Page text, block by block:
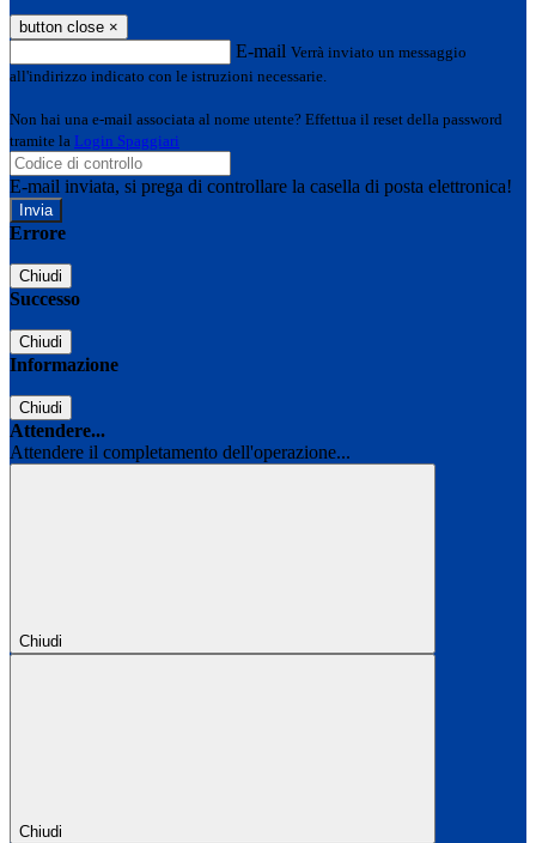
button close ×
E-mail Verrà inviato un messaggio
all'indirizzo indicato con le istruzioni necessarie.
Non hai una e-mail associata al nome utente? Effettua il reset della password
tramite la Login Spaggiari
E-mail inviata, si prega di controllare la casella di posta elettronica!
Errore
Chiudi
Successo
Chiudi
Informazione
Chiudi
Attendere...
Attendere il completamento dell'operazione...
Chiudi
Chiudi